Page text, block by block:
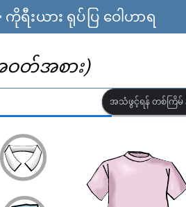
ကိုရီးယား ရုပ်ပြ ဝေါဟာရ
ဝတ်အစား)
အသံဖွင့်ရန် တစ်ကြိမ် နှိ